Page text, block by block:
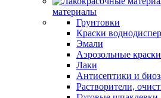
материалы
Грунтовки
Краски
Эмали
Аэрозольные краски
Лаки
Антисептики и
Растворители,